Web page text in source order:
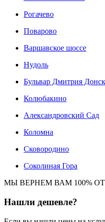
Рогачево
Поварово
Варшавское шоссе
Нудоль
Бульвар Дмитрия
Колюбакино
Александровский Сад
Коломна
Сковородино
Соколиная Гора
МЫ ВЕРНЕМ ВАМ 100%
Нашли дешевле?